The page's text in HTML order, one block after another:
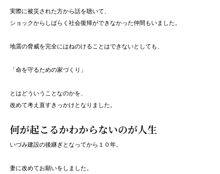
実際に被災された方から話を聴いて、
ショックからしばらく社会復帰ができなかった仲間もいました。
地震の脅威を完全にはねのけることはできないとしても、
「命を守るための家づくり」
とはどういうことなのかを、
改めて考え直すきっかけとなりました。
何が起こるかわからないのが人生
いづみ建設の後継ぎとなってから１０年。
妻に改めてお願いをしました。